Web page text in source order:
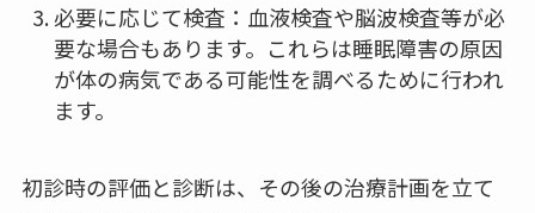
必要に応じて検査：血液検査や脳波検査等が必
要な場合もあります。これらは睡眠障害の原因
が体の病気である可能性を調べるために行われ
ます。
初診時の評価と診断は、その後の治療計画を立て